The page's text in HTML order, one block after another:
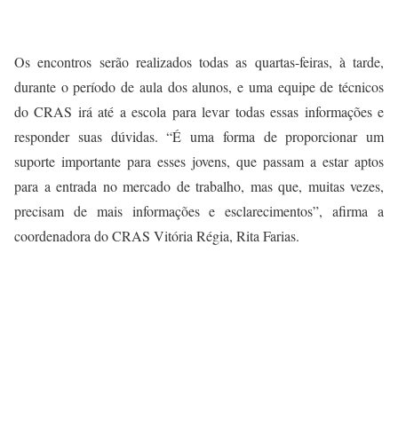
Os encontros serão realizados todas as quartas-feiras, à tarde,
durante o período de aula dos alunos, e uma equipe de técnicos
do CRAS irá até a escola para levar todas essas informações e
responder suas dúvidas. “É uma forma de proporcionar um
suporte importante para esses jovens, que passam a estar aptos
para a entrada no mercado de trabalho, mas que, muitas vezes,
precisam de mais informações e esclarecimentos”, afirma a
coordenadora do CRAS Vitória Régia, Rita Farias.